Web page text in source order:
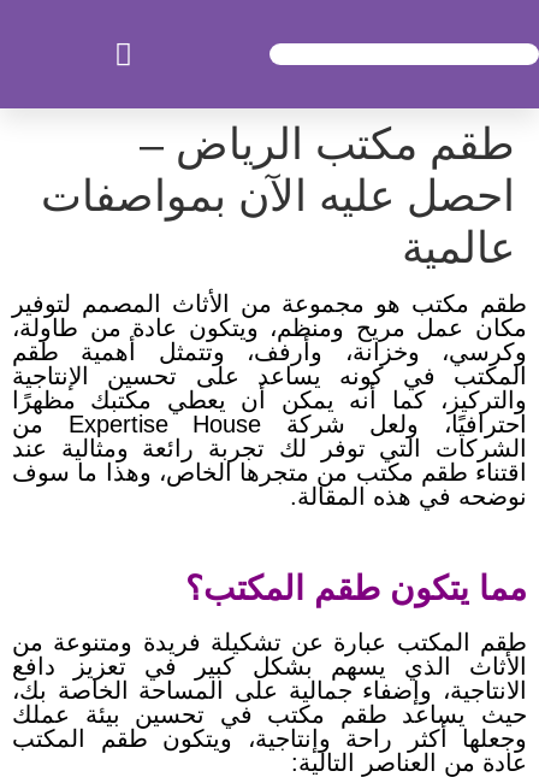
طقم مكتب الرياض –
احصل عليه الآن بمواصفات
عالمية
طقم مكتب هو مجموعة من الأثاث المصمم لتوفير
مكان عمل مريح ومنظم، ويتكون عادة من طاولة،
وكرسي، وخزانة، وأرفف، وتتمثل أهمية طقم
المكتب في كونه يساعد على تحسين الإنتاجية
والتركيز، كما أنه يمكن أن يعطي مكتبك مظهرًا
احترافيًا، ولعل شركة Expertise House من
الشركات التي توفر لك تجربة رائعة ومثالية عند
اقتناء طقم مكتب من متجرها الخاص، وهذا ما سوف
نوضحه في هذه المقالة.
مما يتكون طقم المكتب؟
طقم المكتب عبارة عن تشكيلة فريدة ومتنوعة من
الأثاث الذي يسهم بشكل كبير في تعزيز دافع
الانتاجية، وإضفاء جمالية على المساحة الخاصة بك،
حيث يساعد طقم مكتب في تحسين بيئة عملك
وجعلها أكثر راحة وإنتاجية، ويتكون طقم المكتب
عادة من العناصر التالية: